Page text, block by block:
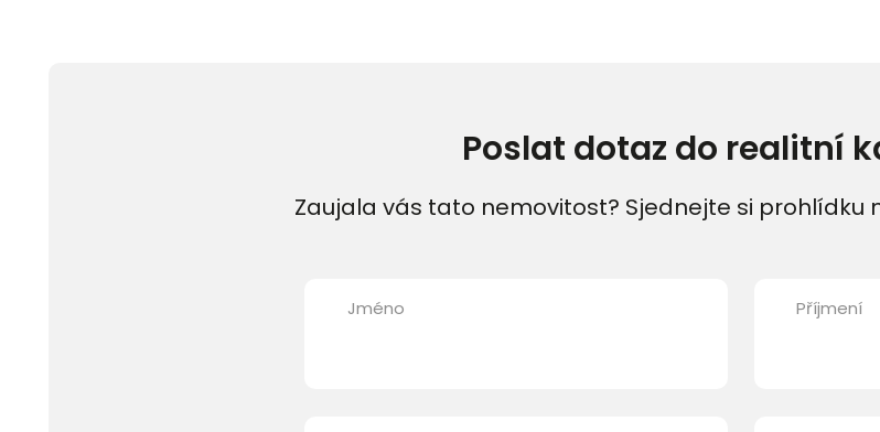
Poslat dotaz do realitní
Zaujala vás tato nemovitost? Sjednejte si prohlídku
Jméno Příjmení